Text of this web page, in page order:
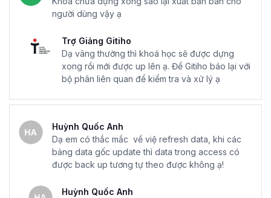
hàng tồn kho, tại đây bạn có thể dễ dàng theo dõi các
đơn đặt hàng và theo dõi doanh số bán hàng.
Quản lý quan hệ khách hàng: Access được sử dụng để
quản lý quan hệ khách hàng (CRM), tại đây bạn có thể lưu
tạo báo cáo.
Quản lý dự án:Access cho phép bạn quản lý dự án, theo
dõi các nhiệm vụ, thời gian, đầu mục công việc cũng như
thường xuyên theo dõi, cập nhật tiến trình của dự án.
Quản lý nhân sự:
bạn có thể lưu trữ toàn bộ thông tin
của nhân viên, theo dõi hiệu suất và tạo báo cáo.
người dùng vậy ạ
Trợ Giảng Gitiho
Dạ vâng thường thì khoá học sẽ được dựng
xong rồi mới được up lên ạ. Để Gitiho báo lại với
bộ phân liên quan để kiểm tra và xử lý ạ
Huỳnh Quốc Anh
Dạ em có thắc mắc về việ refresh data, khi các
bảng data gốc update thì data trong access có
được back up tương tự theo được không ạ!
Huỳnh Quốc Anh